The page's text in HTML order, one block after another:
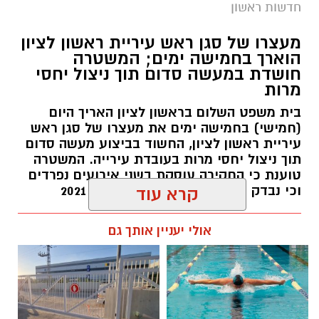
צילומים: משרד הבריאות
משרד הבריאות פרסם אזהרה לציבור מפני שימוש
במוצרי שיער נוספים שנתפסו במסגרת מבצע
פיקוח שנערך בתשעה סניפי רשת "מרכז
ההחלקות".
האזהרה מתפרסמת לאחר שבדיקות מעבדה
הושלמו לכלל המוצרים שנאספו במהלך המבצע,
ובהמשך להודעת משרד הבריאות שפורסמה בחודש
בין המוצרים שנמצאו ואינם רשומים במאגרי משרד
הבריאות, ולכן חל איסור לשווקם:
PROTEIN + MINERAL PREMIUM HAIR
חדשות ראשון
מעצרו של סגן ראש עיריית ראשון לציון
הוארך בחמישה ימים; המשטרה
חושדת במעשה סדום תוך ניצול יחסי
מרות
בית משפט השלום בראשון לציון האריך היום
(חמישי) בחמישה ימים את מעצרו של סגן ראש
עיריית ראשון לציון, החשוד בביצוע מעשה סדום
תוך ניצול יחסי מרות בעובדת עירייה. המשטרה
טוענת כי החקירה עוסקת בשני אירועים נפרדים
וכי נבדק חשד למקרים נוספים משנת 2021
קרא עוד
אולי יעניין אותך גם